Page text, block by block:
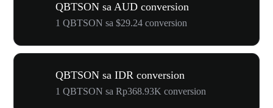
QBTSON sa AUD conversion
1 QBTSON sa $29.24 conversion
QBTSON sa IDR conversion
1 QBTSON sa Rp368.93K conversion